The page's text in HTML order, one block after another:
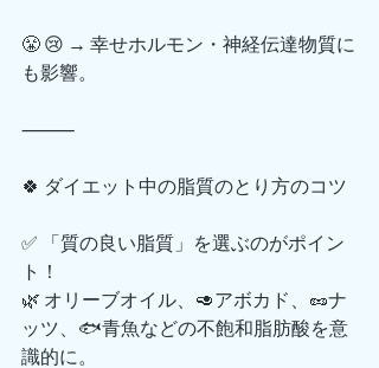
😤 😢 → 幸せホルモン・神経伝達物質に
も影響。
⸻
🍀 ダイエット中の脂質のとり方のコツ
✅ 「質の良い脂質」を選ぶのがポイン
ト！
🌿 オリーブオイル、🥑アボカド、🥜ナ
ッツ、🐟青魚などの不飽和脂肪酸を意
識的に。